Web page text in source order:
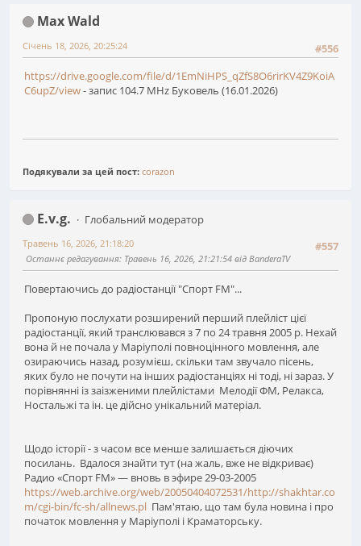
Max Wald
#556
Січень 18, 2026, 20:25:24
https://drive.google.com/file/d/1EmNiHPS_qZfS8O6rirKV4Z9KoiA
C6upZ/view- запис 104.7 MHz Буковель (16.01.2026)
Подякували за цей пост: corazon
E.v.g.
Глобальний модератор
#557
Травень 16, 2026, 21:18:20
Останнє редагування: Травень 16, 2026, 21:21:54 від BanderaTV
Повертаючись до радіостанції "Спорт FM"...
Пропоную послухати розширений перший плейліст цієї
радіостанції, який транслювався з 7 по 24 травня 2005 р. Нехай
вона й не почала у Маріуполі повноцінного мовлення, але
озираючись назад, розумієш, скільки там звучало пісень,
яких було не почути на інших радіостанціях ні тоді, ні зараз. У
порівнянні із заізженими плейлістами Мелодії ФМ, Релакса,
Ностальжі та ін. це дійсно унікальний матеріал.
Щодо історії - з часом все менше залишається діючих
посилань. Вдалося знайти тут (на жаль, вже не відкриває)
Радио «Спорт FM» — вновь в эфире 29-03-2005
https://web.archive.org/web/20050404072531/http://shakhtar.co
m/cgi-bin/fc-sh/allnews.pl Пам'ятаю, що там була новина і про
початок мовлення у Маріуполі і Краматорську.